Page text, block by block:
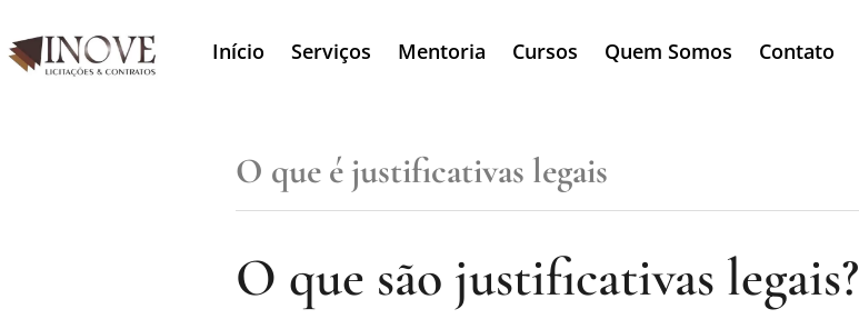
Início Serviços Mentoria Cursos Quem Somos Contato
O que é justificativas legais
O que são justificativas legais?